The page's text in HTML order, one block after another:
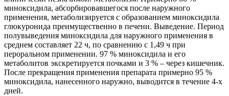
миноксидила, абсорбировавшегося после наружного
применения, метаболизируется с образованием миноксидила
глюкуронида преимущественно в печени. Выведение. Период
полувыведения миноксидила для наружного применения в
среднем составляет 22 ч, по сравнению с 1,49 ч при
пероральном применении. 97 % миноксидила и его
метаболитов экскретируется почками и 3 % – через кишечник.
После прекращения применения препарата примерно 95 %
миноксидила, нанесенного наружно, выводится в течение 4-х
дней.